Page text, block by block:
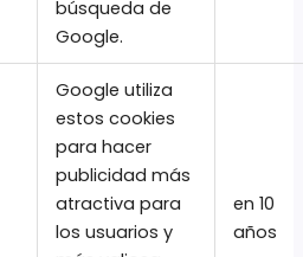
búsqueda de
Google.
Google utiliza
estos cookies
para hacer
publicidad más
atractiva para
los usuarios y
en 10
años